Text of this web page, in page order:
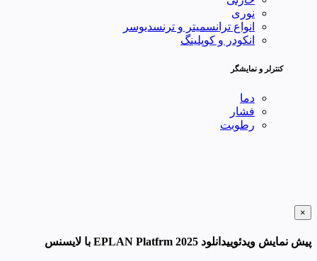
نوری
انواع ترانسمیتر و ترنسدیوسر
انکودر و کوپلینگ
کنترلر و نمایشگر
دما
فشار
رطوبت
×
پیش نمایش ویدئوییدانلود EPLAN Platfrm 2025 با لایسنس